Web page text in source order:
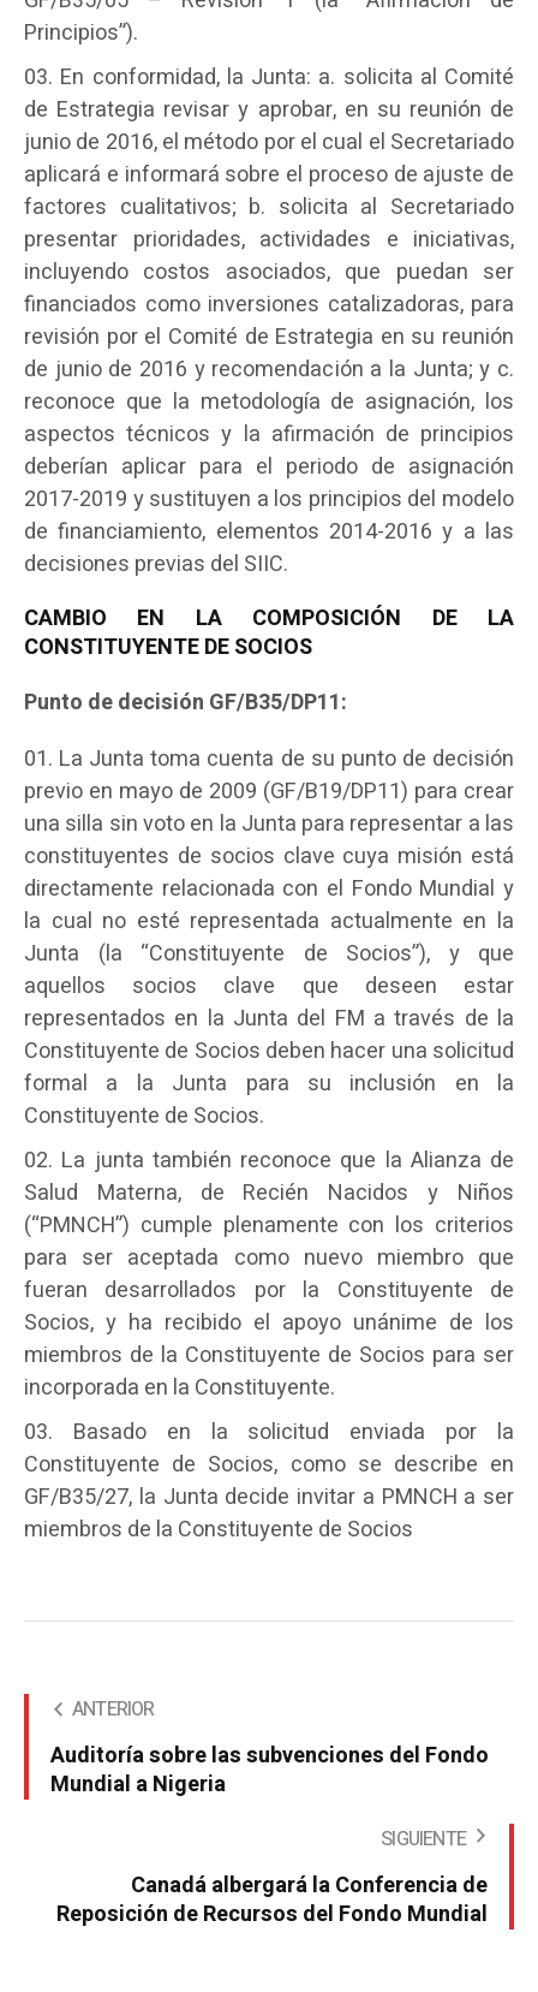
Principios”).
En conformidad, la Junta: a. solicita al Comité
de Estrategia revisar y aprobar, en su reunión de
junio de 2016, el método por el cual el Secretariado
aplicará e informará sobre el proceso de ajuste de
factores cualitativos; b. solicita al Secretariado
presentar prioridades, actividades e iniciativas,
incluyendo costos asociados, que puedan ser
financiados como inversiones catalizadoras, para
revisión por el Comité de Estrategia en su reunión
de junio de 2016 y recomendación a la Junta; y c.
reconoce que la metodología de asignación, los
aspectos técnicos y la afirmación de principios
deberían aplicar para el periodo de asignación
2017-2019 y sustituyen a los principios del modelo
de financiamiento, elementos 2014-2016 y a las
decisiones previas del SIIC.
CAMBIO EN LA COMPOSICIÓN DE LA
CONSTITUYENTE DE SOCIOS
Punto de decisión GF/B35/DP11:
La Junta toma cuenta de su punto de decisión
previo en mayo de 2009 (GF/B19/DP11) para crear
una silla sin voto en la Junta para representar a las
constituyentes de socios clave cuya misión está
directamente relacionada con el Fondo Mundial y
la cual no esté representada actualmente en la
Junta (la “Constituyente de Socios”), y que
aquellos socios clave que deseen estar
representados en la Junta del FM a través de la
Constituyente de Socios deben hacer una solicitud
formal a la Junta para su inclusión en la
Constituyente de Socios.
La junta también reconoce que la Alianza de
Salud Materna, de Recién Nacidos y Niños
(“PMNCH”) cumple plenamente con los criterios
para ser aceptada como nuevo miembro que
fueran desarrollados por la Constituyente de
Socios, y ha recibido el apoyo unánime de los
miembros de la Constituyente de Socios para ser
incorporada en la Constituyente.
Basado en la solicitud enviada por la
Constituyente de Socios, como se describe en
GF/B35/27, la Junta decide invitar a PMNCH a ser
miembros de la Constituyente de Socios
ANTERIOR
Auditoría sobre las subvenciones del Fondo
Mundial a Nigeria
SIGUIENTE
Canadá albergará la Conferencia de
Reposición de Recursos del Fondo Mundial